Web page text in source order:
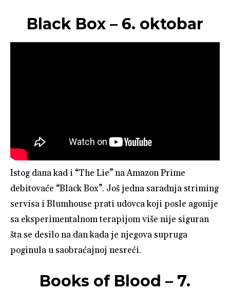
Black Box – 6. oktobar
Istog dana kad i “The Lie” na Amazon Prime
debitovaće “Black Box”. Još jedna saradnja striming
servisa i Blumhouse prati udovca koji posle agonije
sa eksperimentalnom terapijom više nije siguran
šta se desilo na dan kada je njegova supruga
poginula u saobraćajnoj nesreći.
Books of Blood – 7.